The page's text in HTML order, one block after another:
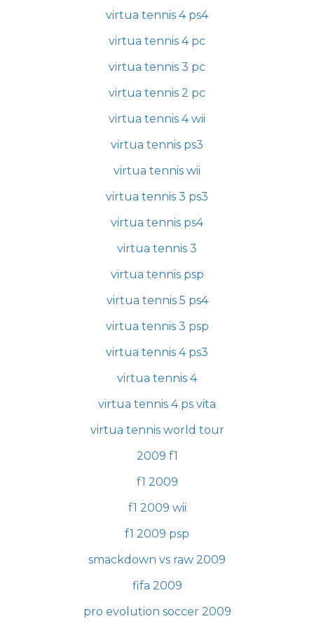
virtua tennis 4 ps4
virtua tennis 4 pc
virtua tennis 3 pc
virtua tennis 2 pc
virtua tennis 4 wii
virtua tennis ps3
virtua tennis wii
virtua tennis 3 ps3
virtua tennis ps4
virtua tennis 3
virtua tennis psp
virtua tennis 5 ps4
virtua tennis 3 psp
virtua tennis 4 ps3
virtua tennis 4
virtua tennis 4 ps vita
virtua tennis world tour
2009 f1
f1 2009
f1 2009 wii
f1 2009 psp
smackdown vs raw 2009
fifa 2009
pro evolution soccer 2009